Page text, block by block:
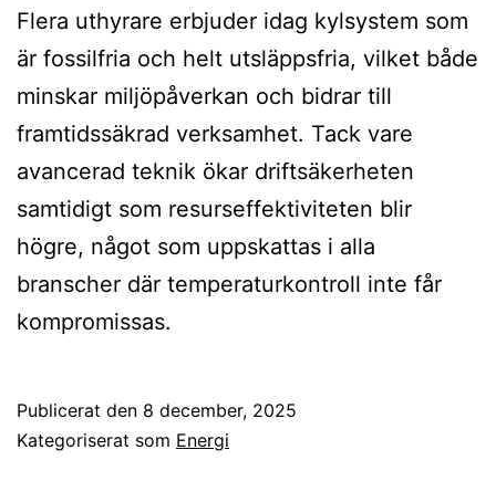
Flera uthyrare erbjuder idag kylsystem som
är fossilfria och helt utsläppsfria, vilket både
minskar miljöpåverkan och bidrar till
framtidssäkrad verksamhet. Tack vare
avancerad teknik ökar driftsäkerheten
samtidigt som resurseffektiviteten blir
högre, något som uppskattas i alla
branscher där temperaturkontroll inte får
kompromissas.
Publicerat den 8 december, 2025
Kategoriserat som Energi